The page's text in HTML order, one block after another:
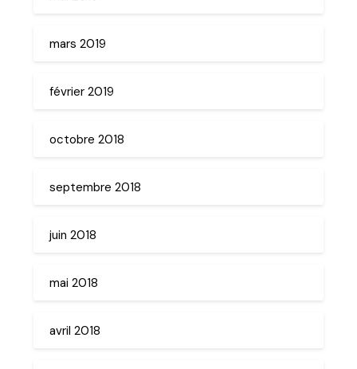
mars 2019
février 2019
octobre 2018
septembre 2018
juin 2018
mai 2018
avril 2018